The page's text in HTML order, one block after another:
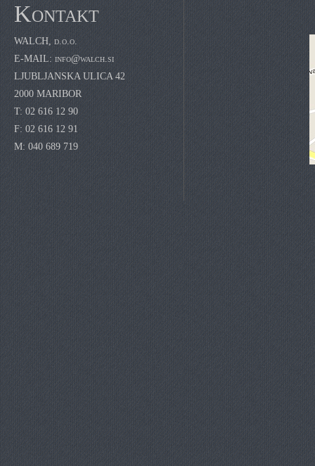
Kontakt
WALCH, d.o.o.
E-MAIL: info@walch.si
LJUBLJANSKA ULICA 42
2000 MARIBOR
T: 02 616 12 90
F: 02 616 12 91
M: 040 689 719